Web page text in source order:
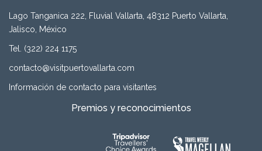
Lago Tanganica 222, Fluvial Vallarta, 48312 Puerto Vallarta,
Jalisco, México
Tel. (322) 224 1175
contacto@visitpuertovallarta.com
Información de contacto para visitantes
Premios y reconocimientos